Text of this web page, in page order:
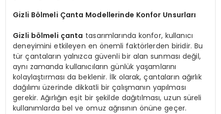
Gizli Bölmeli Çanta Modellerinde Konfor Unsurları
Gizli bölmeli çanta tasarımlarında konfor, kullanıcı
deneyimini etkileyen en önemli faktörlerden biridir. Bu
tür çantaların yalnızca güvenli bir alan sunması değil,
aynı zamanda kullanıcıların günlük yaşamlarını
kolaylaştırması da beklenir. İlk olarak, çantaların ağırlık
dağılımı üzerinde dikkatli bir çalışmanın yapılması
gerekir. Ağırlığın eşit bir şekilde dağıtılması, uzun süreli
kullanımlarda bel ve omuz ağrısının önüne geçer.